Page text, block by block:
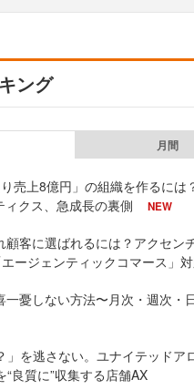
ング
月間
売上8億円」の組織を作るには
ィクス、急成長の裏側
NEW
顧客に選ばれるには？アクセン
ージェンティックコマース」
一憂しない方法〜月次・週次・
」を逃さない。ユナイテッドア
“良質に”収集する店舗AX